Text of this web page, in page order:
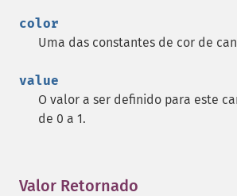
color
Uma das constantes de cor de
value
O valor a ser definido para este
de 0 a 1.
Valor Retornado